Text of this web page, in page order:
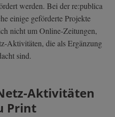
werden. Bei der re:publica
einige geförderte Projekte
nicht um Online-Zeitungen,
Aktivitäten, die als Ergänzung
sind.
Aktivitäten
Print